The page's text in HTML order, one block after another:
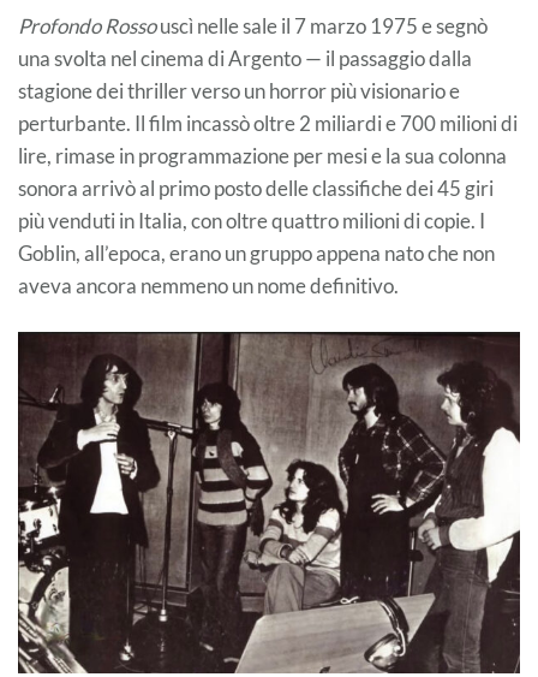
Profondo Rossouscì nelle sale il 7 marzo 1975 e segnò
una svolta nel cinema di Argento — il passaggio dalla
stagione dei thriller verso un horror più visionario e
perturbante. Il film incassò oltre 2 miliardi e 700 milioni di
lire, rimase in programmazione per mesi e la sua colonna
sonora arrivò al primo posto delle classifiche dei 45 giri
più venduti in Italia, con oltre quattro milioni di copie. I
Goblin, all’epoca, erano un gruppo appena nato che non
aveva ancora nemmeno un nome definitivo.